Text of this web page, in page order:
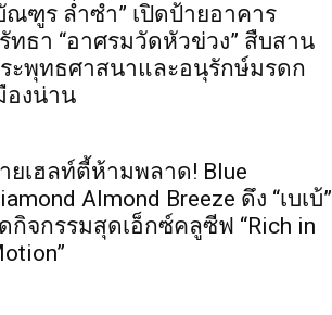
ณฑูร ล่ำซำ” เปิดป้ายอาคาร
ทธา “อาศรมวัดหัวข่วง” สืบสาน
ะพุทธศาสนาและอนุรักษ์มรดก
องน่าน
ยเฮลท์ตี้ห้ามพลาด! Blue
Almond Breeze ดึง “เบเบ้”
กิจกรรมสุดเอ็กซ์คลูซีฟ “Rich in